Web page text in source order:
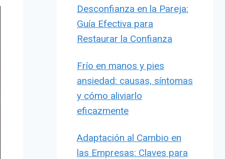
Desconfianza en la Pareja:
Guía Efectiva para
Restaurar la Confianza
Frío en manos y pies
ansiedad: causas, síntomas
y cómo aliviarlo
eficazmente
Adaptación al Cambio en
las Empresas: Claves para